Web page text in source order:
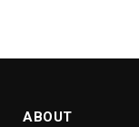
ABOUT